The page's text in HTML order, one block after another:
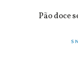
Pão doce